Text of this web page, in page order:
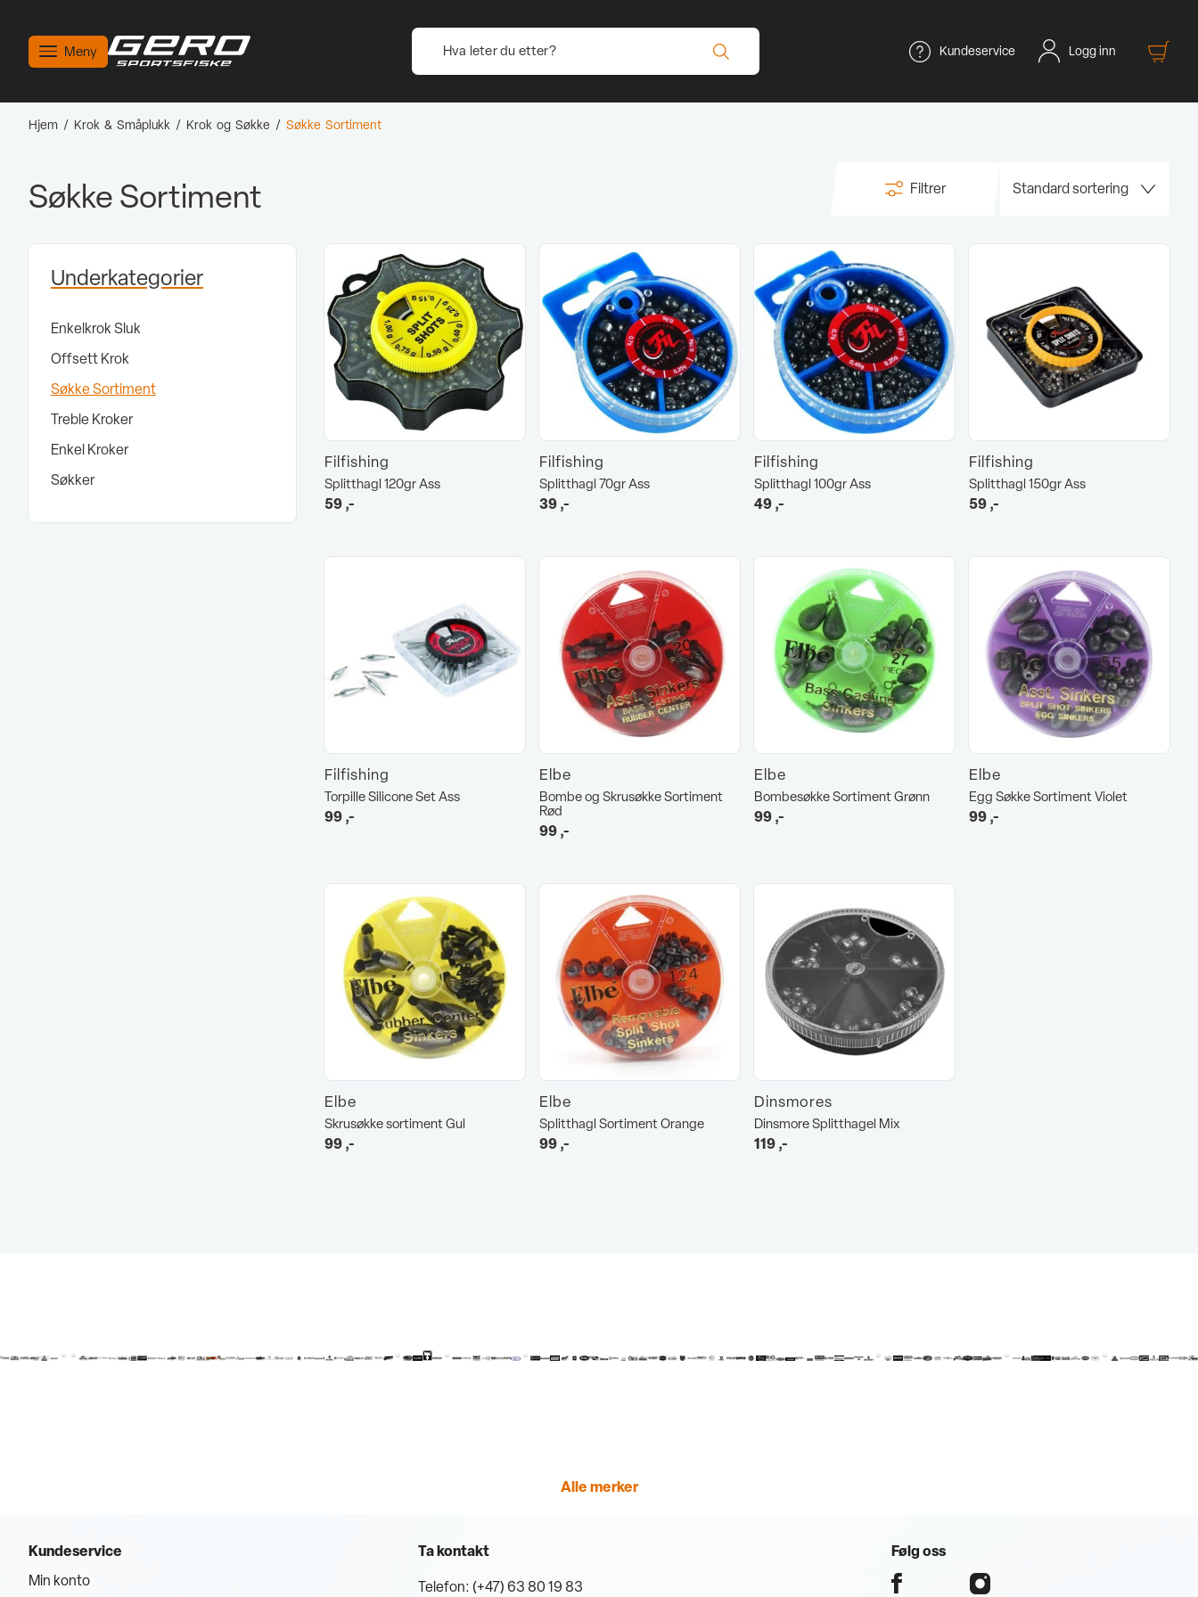
Meny Kundeservice Logg inn
Hjem / Krok & Småplukk / Krok og Søkke / Søkke Sortiment
Søkke Sortiment Filtrer
Underkategorier
Enkelkrok Sluk
Offsett Krok
Søkke Sortiment
Treble Kroker
Enkel Kroker
Søkker
Filfishing
Splitthagl 120gr Ass
59,-
Filfishing
Splitthagl 70gr Ass
39,-
Filfishing
Splitthagl 100gr Ass
49,-
Filfishing
Splitthagl 150gr Ass
59,-
Filfishing
Torpille Silicone Set Ass
99,-
Elbe
Bombe og Skrusøkke Sortiment
Rød
99,-
Elbe
Bombesøkke Sortiment Grønn
99,-
Elbe
Egg Søkke Sortiment Violet
99,-
Elbe
Skrusøkke sortiment Gul
99,-
Elbe
Splitthagl Sortiment Orange
99,-
Dinsmores
Dinsmore Splitthagel Mix
119,-
Alle merker
Kundeservice
Min konto
Ta kontakt
Telefon: (+47) 63 80 19 83
Følg oss